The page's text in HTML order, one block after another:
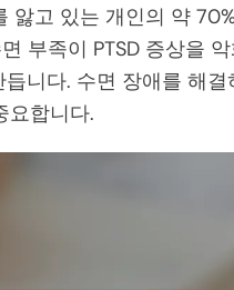
앓고 있는 개인의 약
부족이 PTSD 증상을
니다. 수면 장애를 해
요합니다.